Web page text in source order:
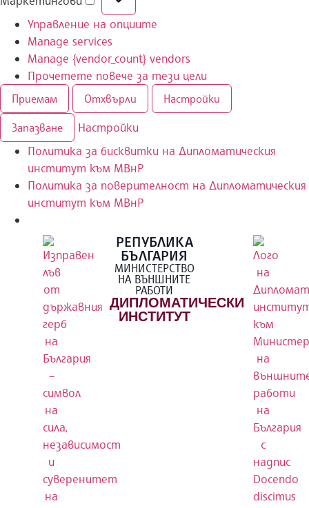
Управление на опциите
Manage services
Manage {vendor_count} vendors
Прочетете повече за тези цели
Приемам Отхвърли Настройки
Запазване
Настройки
Политика за бисквитки на Дипломатическия
институт към МВнР
Политика за поверителност на Дипломатическия
институт към МВнР
РЕПУБЛИКА
БЪЛГАРИЯ
МИНИСТЕРСТВО
НА ВЪНШНИТЕ
РАБОТИ
ДИПЛОМАТИЧЕСКИ
ИНСТИТУТ